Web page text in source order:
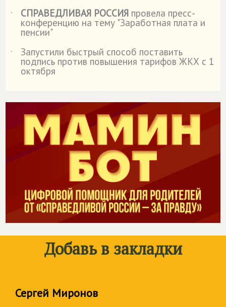
˙
СПРАВЕДЛИВАЯ РОССИЯ провела пресс-
конференцию на тему "Заработная плата и
пенсии"
˙
Запустили быстрый способ поставить
подпись против повышения тарифов ЖКХ с 1
октября
Добавь в закладки
Сергей Миронов